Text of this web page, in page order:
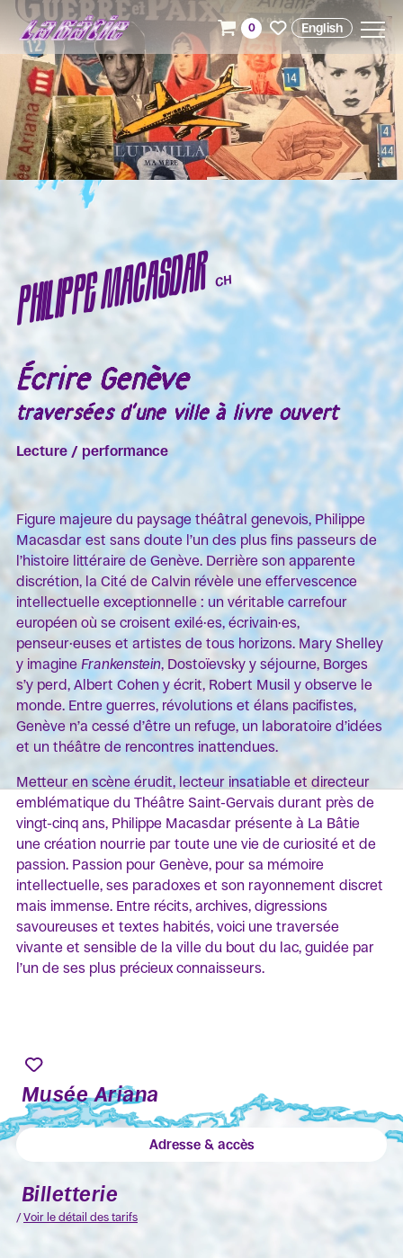
PHILIPPE MACASDARCH
Écrire Genève
traversées d'une ville à livre ouvert
Lecture / performance
Figure majeure du paysage théâtral genevois, Philippe
Macasdar est sans doute l’un des plus fins passeurs de
l’histoire littéraire de Genève. Derrière son apparente
discrétion, la Cité de Calvin révèle une effervescence
intellectuelle exceptionnelle : un véritable carrefour
européen où se croisent exilé·es, écrivain·es,
penseur·euses et artistes de tous horizons. Mary Shelley
y imagine Frankenstein, Dostoïevsky y séjourne, Borges
s’y perd, Albert Cohen y écrit, Robert Musil y observe le
monde. Entre guerres, révolutions et élans pacifistes,
Genève n’a cessé d’être un refuge, un laboratoire d’idées
et un théâtre de rencontres inattendues.
Metteur en scène érudit, lecteur insatiable et directeur
emblématique du Théâtre Saint-Gervais durant près de
vingt-cinq ans, Philippe Macasdar présente à La Bâtie
une création nourrie par toute une vie de curiosité et de
passion. Passion pour Genève, pour sa mémoire
intellectuelle, ses paradoxes et son rayonnement discret
mais immense. Entre récits, archives, digressions
savoureuses et textes habités, voici une traversée
vivante et sensible de la ville du bout du lac, guidée par
l’un de ses plus précieux connaisseurs.
Musée Ariana
Adresse & accès
Billetterie
/Voir le détail des tarifs
0 English